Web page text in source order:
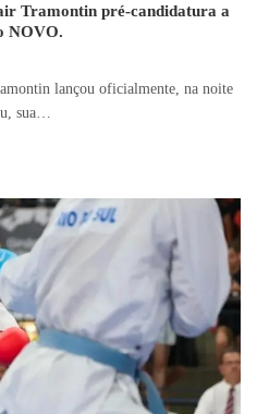
Tramontin pré-candidatura a
NOVO.
lançou oficialmente, na noite
sua…